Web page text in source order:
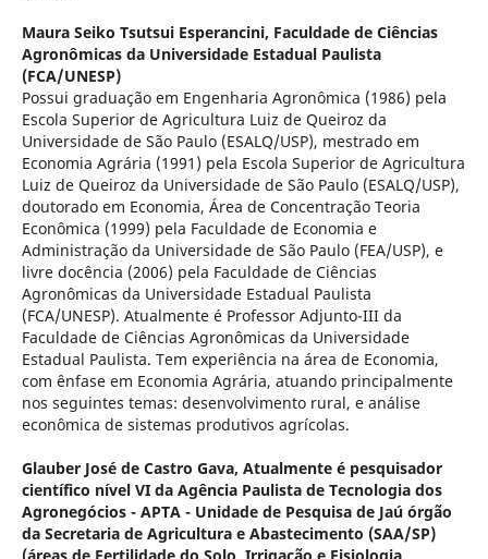
Maura Seiko Tsutsui Esperancini, Faculdade de Ciências
Agronômicas da Universidade Estadual Paulista
(FCA/UNESP)
Possui graduação em Engenharia Agronômica (1986) pela
Escola Superior de Agricultura Luiz de Queiroz da
Universidade de São Paulo (ESALQ/USP), mestrado em
Economia Agrária (1991) pela Escola Superior de Agricultura
Luiz de Queiroz da Universidade de São Paulo (ESALQ/USP),
doutorado em Economia, Área de Concentração Teoria
Econômica (1999) pela Faculdade de Economia e
Administração da Universidade de São Paulo (FEA/USP), e
livre docência (2006) pela Faculdade de Ciências
Agronômicas da Universidade Estadual Paulista
(FCA/UNESP). Atualmente é Professor Adjunto-III da
Faculdade de Ciências Agronômicas da Universidade
Estadual Paulista. Tem experiência na área de Economia,
com ênfase em Economia Agrária, atuando principalmente
nos seguintes temas: desenvolvimento rural, e análise
econômica de sistemas produtivos agrícolas.
Glauber José de Castro Gava, Atualmente é pesquisador
científico nível VI da Agência Paulista de Tecnologia dos
Agronegócios - APTA - Unidade de Pesquisa de Jaú órgão
da Secretaria de Agricultura e Abastecimento (SAA/SP)